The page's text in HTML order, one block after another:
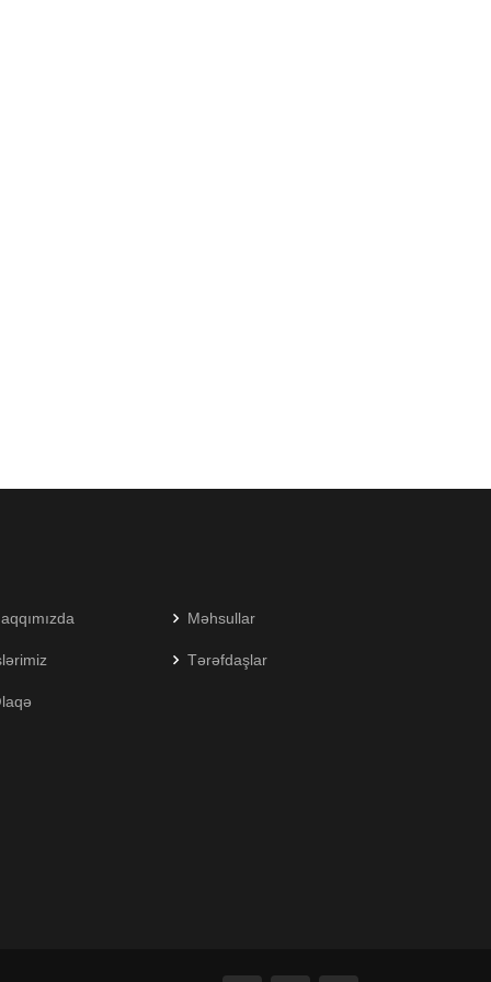
Məhsullar
Tərəfdaşlar